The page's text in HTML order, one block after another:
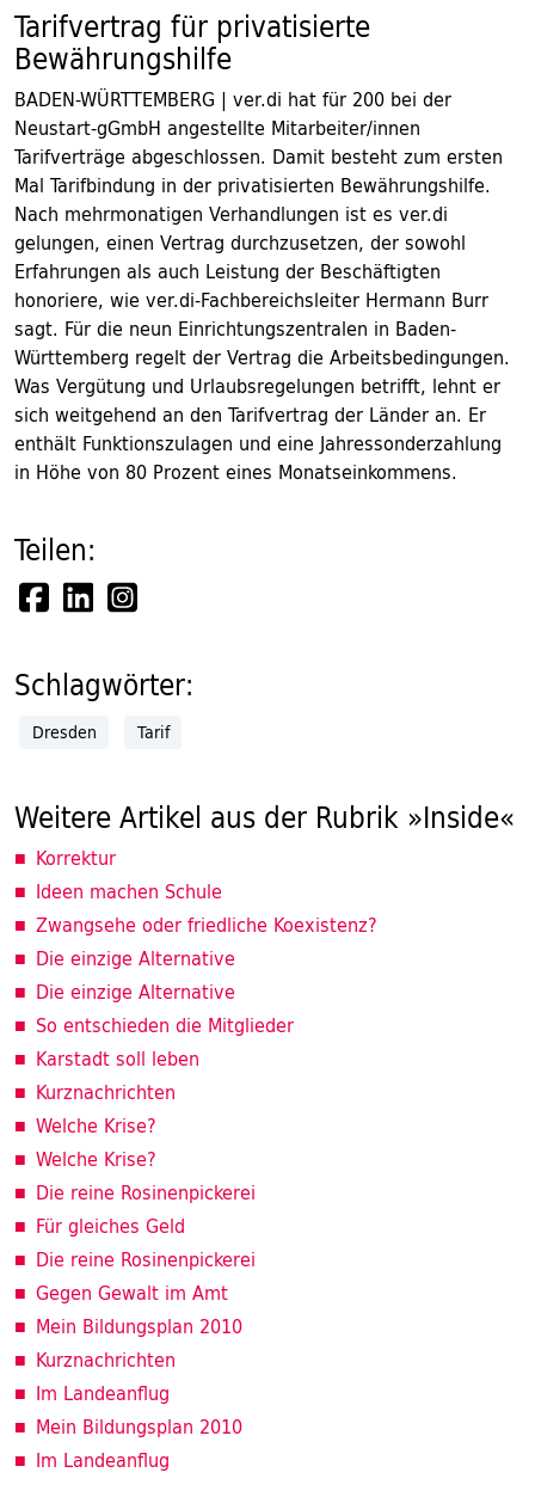
Tarifvertrag für privatisierte
Bewährungshilfe
BADEN-WÜRTTEMBERG | ver.di hat für 200 bei der
Neustart-gGmbH angestellte Mitarbeiter/innen
Tarifverträge abgeschlossen. Damit besteht zum ersten
Mal Tarifbindung in der privatisierten Bewährungshilfe.
Nach mehrmonatigen Verhandlungen ist es ver.di
gelungen, einen Vertrag durchzusetzen, der sowohl
Erfahrungen als auch Leistung der Beschäftigten
honoriere, wie ver.di-Fachbereichsleiter Hermann Burr
sagt. Für die neun Einrichtungszentralen in Baden-
Württemberg regelt der Vertrag die Arbeitsbedingungen.
Was Vergütung und Urlaubsregelungen betrifft, lehnt er
sich weitgehend an den Tarifvertrag der Länder an. Er
enthält Funktionszulagen und eine Jahressonderzahlung
in Höhe von 80 Prozent eines Monatseinkommens.
Teilen:
Schlagwörter:
Dresden Tarif
Weitere Artikel aus der Rubrik »Inside«
Korrektur
Ideen machen Schule
Zwangsehe oder friedliche Koexistenz?
Die einzige Alternative
Die einzige Alternative
So entschieden die Mitglieder
Karstadt soll leben
Kurznachrichten
Welche Krise?
Welche Krise?
Die reine Rosinenpickerei
Für gleiches Geld
Die reine Rosinenpickerei
Gegen Gewalt im Amt
Mein Bildungsplan 2010
Kurznachrichten
Im Landeanflug
Mein Bildungsplan 2010
Im Landeanflug